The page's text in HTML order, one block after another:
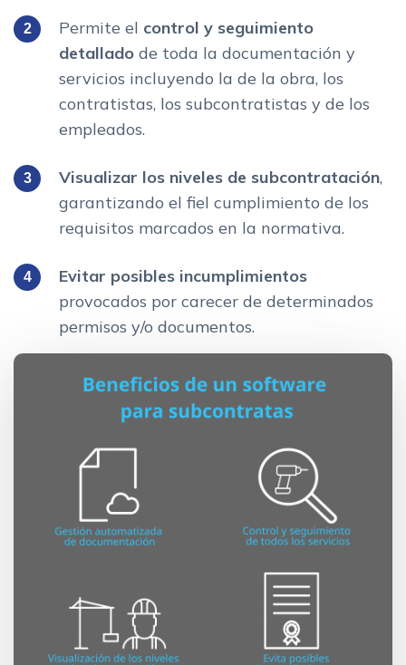
Permite el control y seguimiento
detallado de toda la documentación y
servicios incluyendo la de la obra, los
contratistas, los subcontratistas y de los
empleados.
Visualizar los niveles de subcontratación,
garantizando el fiel cumplimiento de los
requisitos marcados en la normativa.
Evitar posibles incumplimientos
provocados por carecer de determinados
permisos y/o documentos.